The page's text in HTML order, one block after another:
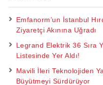
Emfanorm’un İstanbul
Ziyaretçi Akınına Uğradı
Legrand Elektrik 36 Sıra
Listesinde Yer Aldı!
Mavili İleri Teknolojiden
Büyütmeyi Sürdürüyor